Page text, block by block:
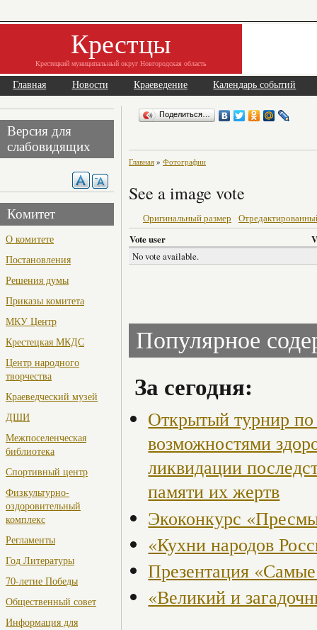
Крестцы
Крестецкий муниципальный округ Новгородская область
Главная Новости Краеведение Календарь событий
Версия для
слабовидящих
Комитет
О комитете
Постановления
Решения думы
Приказы комитета
МКУ Центр
Крестецкая МКДС
Центр народного
творчества
Краеведческий музей
ДШИ
Межпоселенческая
библиотека
Спортивный центр
Физкультурно-
оздоровительный
комплекс
Регламенты
Год Литературы
70-летие Победы
Общественный совет
Информация для
Поделиться…
Главная » Фотографии
See a image vote
Оригинальный размер
Vote user
No vote available.
Популярное
За сегодня:
Открытый турнир
возможностями
ликвидации
памяти их жертв
Экоконкурс
«Кухни народов
Презентация
«Великий и